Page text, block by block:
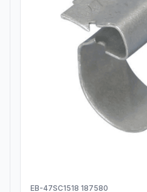
EB-47SC1518 187580